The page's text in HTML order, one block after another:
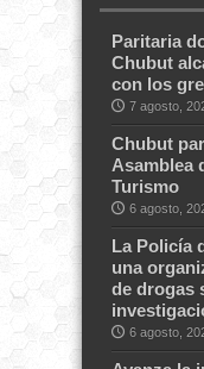
Paritaria
Chubut
con los
7 agosto,
Chubut
Asamblea
Turismo
6 agosto,
La Policía
una
de drogas
6 agosto,